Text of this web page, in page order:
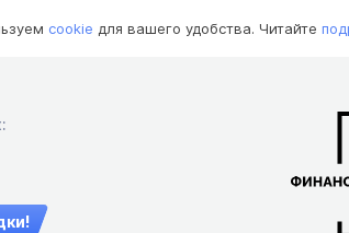
cookie для вашего удобства. Читайте